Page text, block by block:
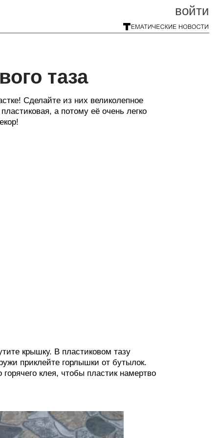
войти
таза
Сделайте из них великолепное
а потому её очень легко
крышку. В пластиковом тазу
приклейте горлышки от бутылок.
клея, чтобы пластик намертво